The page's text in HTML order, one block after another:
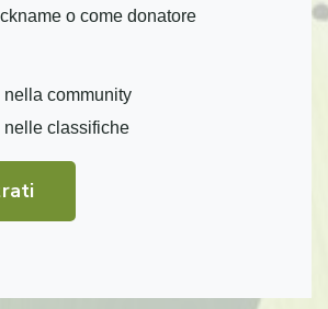
o come donatore
nella community
nelle classifiche